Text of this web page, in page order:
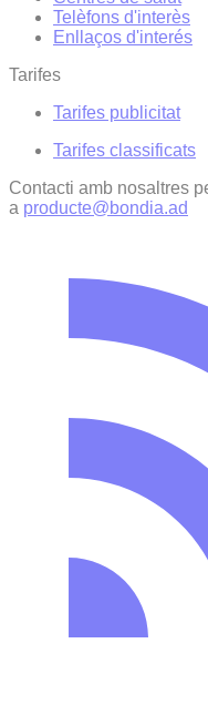
Telèfons d'interès
Enllaços d'interés
Tarifes
Tarifes publicitat
Tarifes classificats
Contacti amb nosaltres
a producte@bondia.ad